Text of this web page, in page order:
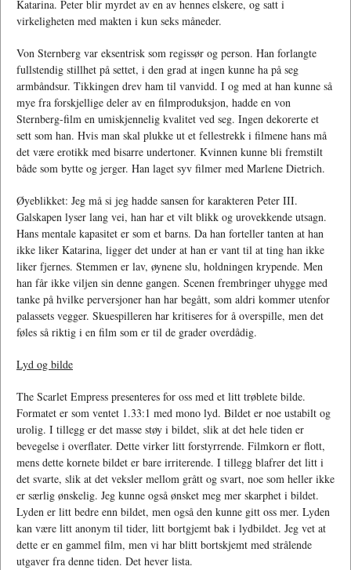
Katarina. Peter blir myrdet av en av hennes elskere, og satt i
virkeligheten med makten i kun seks måneder.
Von Sternberg var eksentrisk som regissør og person. Han forlangte
fullstendig stillhet på settet, i den grad at ingen kunne ha på seg
armbåndsur. Tikkingen drev ham til vanvidd. I og med at han kunne så
mye fra forskjellige deler av en filmproduksjon, hadde en von
Sternberg-film en umiskjennelig kvalitet ved seg. Ingen dekorerte et
sett som han. Hvis man skal plukke ut et fellestrekk i filmene hans må
det være erotikk med bisarre undertoner. Kvinnen kunne bli fremstilt
både som bytte og jerger. Han laget syv filmer med Marlene Dietrich.
Øyeblikket: Jeg må si jeg hadde sansen for karakteren Peter III.
Galskapen lyser lang vei, han har et vilt blikk og urovekkende utsagn.
Hans mentale kapasitet er som et barns. Da han forteller tanten at han
ikke liker Katarina, ligger det under at han er vant til at ting han ikke
liker fjernes. Stemmen er lav, øynene slu, holdningen krypende. Men
han får ikke viljen sin denne gangen. Scenen frembringer uhygge med
tanke på hvilke perversjoner han har begått, som aldri kommer utenfor
palassets vegger. Skuespilleren har kritiseres for å overspille, men det
føles så riktig i en film som er til de grader overdådig.
Lyd og bilde
The Scarlet Empress presenteres for oss med et litt trøblete bilde.
Formatet er som ventet 1.33:1 med mono lyd. Bildet er noe ustabilt og
urolig. I tillegg er det masse støy i bildet, slik at det hele tiden er
bevegelse i overflater. Dette virker litt forstyrrende. Filmkorn er flott,
mens dette kornete bildet er bare irriterende. I tillegg blafrer det litt i
det svarte, slik at det veksler mellom grått og svart, noe som heller ikke
er særlig ønskelig. Jeg kunne også ønsket meg mer skarphet i bildet.
Lyden er litt bedre enn bildet, men også den kunne gitt oss mer. Lyden
kan være litt anonym til tider, litt bortgjemt bak i lydbildet. Jeg vet at
dette er en gammel film, men vi har blitt bortskjemt med strålende
utgaver fra denne tiden. Det hever lista.